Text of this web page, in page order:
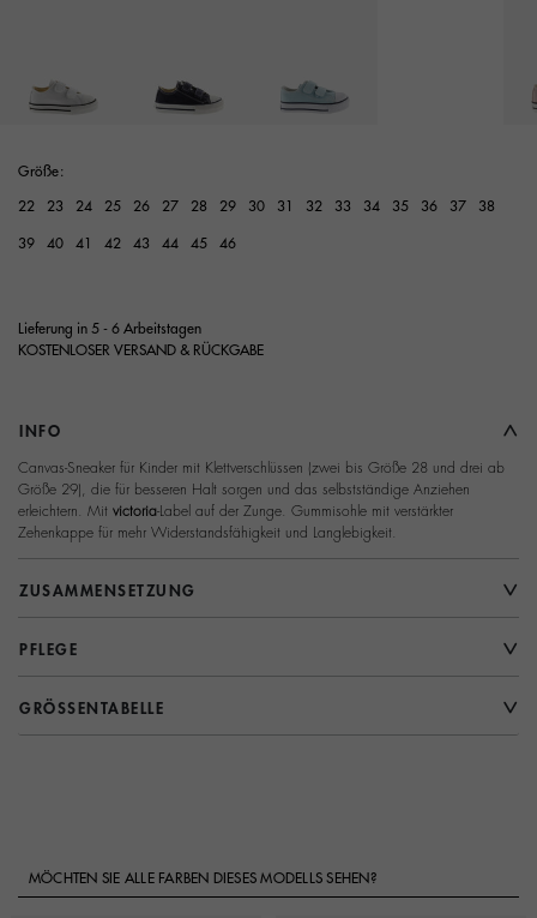
Größe:
22 23 24 25 26 27 28 29 30 31 32 33 34 35 36 37 38
39 40 41 42 43 44 45 46
Lieferung in 5 - 6 Arbeitstagen
KOSTENLOSER VERSAND & RÜCKGABE
INFO
Canvas-Sneaker für Kinder mit Klettverschlüssen (zwei bis Größe 28 und drei ab
Größe 29), die für besseren Halt sorgen und das selbstständige Anziehen
erleichtern. Mit victoria-Label auf der Zunge. Gummisohle mit verstärkter
Zehenkappe für mehr Widerstandsfähigkeit und Langlebigkeit.
ZUSAMMENSETZUNG
PFLEGE
GRÖSSENTABELLE
MÖCHTEN SIE ALLE FARBEN DIESES MODELLS SEHEN?